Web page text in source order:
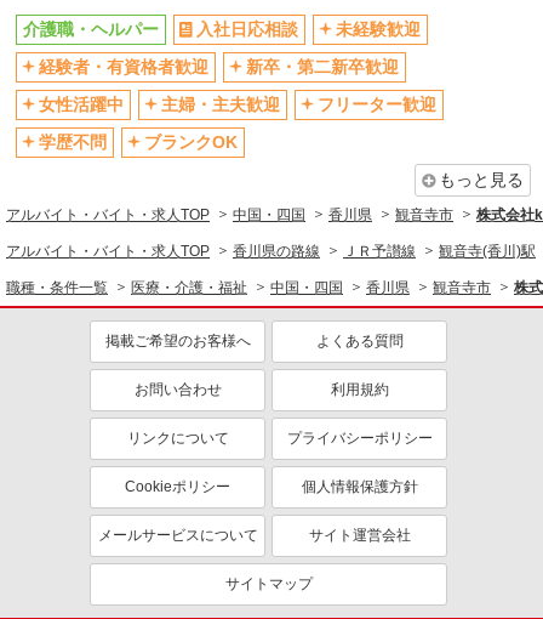
介護職・ヘルパー 入社日応相談
未経験歓迎
経験者・有資格者歓迎
新卒・第二新卒歓迎
女性活躍中
主婦・主夫歓迎
フリーター歓迎
学歴不問
ブランクOK
もっと見る
アルバイト・バイト・求人TOP 中国・四国 香川県 観音寺市 株式会社
アルバイト・バイト・求人TOP 香川県の路線 ＪＲ予讃線 観音寺(香川)駅
職種・条件一覧 医療・介護・福祉 中国・四国 香川県 観音寺市 株
掲載ご希望のお客様へ よくある質問
お問い合わせ 利用規約
リンクについて プライバシーポリシー
Cookieポリシー 個人情報保護方針
メールサービスについて サイト運営会社
サイトマップ